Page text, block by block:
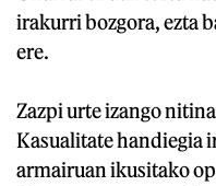
irakurri bozgora, ezta
ere.
Zazpi urte izango
Kasualitate handiegia
armairuan ikusitako